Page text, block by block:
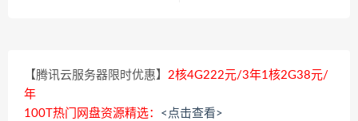
【腾讯云服务器限时优惠】 2核4G222元/3年1核2G38元/
年
100T热门网盘资源精选： <点击查看>